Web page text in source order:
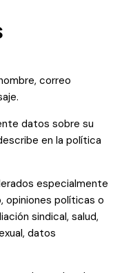
correo
datos sobre su
en la política
especialmente
opiniones políticas o
sindical, salud,
datos